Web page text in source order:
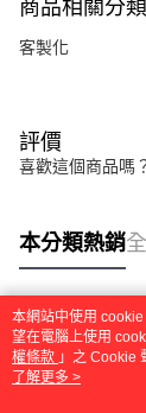
商品相關分
客製化
評價
喜歡這個商品嗎
本分類熱銷
熱門標籤
本網站中使用
望在電腦上使用
權條款 」之 Cookie
用條款之 Cookie 聲
了解更多 >